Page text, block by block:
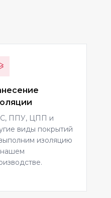
ППУ, ЦПП и
виды покрытий
изоляцию